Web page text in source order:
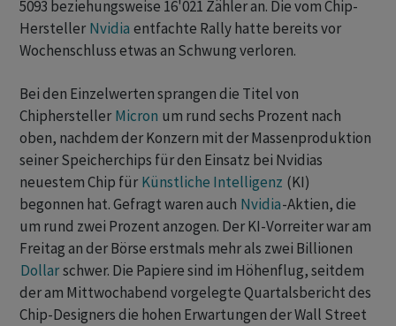
5093 beziehungsweise 16'021 Zähler an. Die vom Chip-
Hersteller Nvidia entfachte Rally hatte bereits vor
Wochenschluss etwas an Schwung verloren.
Bei den Einzelwerten sprangen die Titel von
Chiphersteller Micron um rund sechs Prozent nach
oben, nachdem der Konzern mit der Massenproduktion
seiner Speicherchips für den Einsatz bei Nvidias
neuestem Chip für Künstliche Intelligenz (KI)
begonnen hat. Gefragt waren auch Nvidia-Aktien, die
um rund zwei Prozent anzogen. Der KI-Vorreiter war am
Freitag an der Börse erstmals mehr als zwei Billionen
Dollarschwer. Die Papiere sind im Höhenflug, seitdem
der am Mittwochabend vorgelegte Quartalsbericht des
Chip-Designers die hohen Erwartungen der Wall Street